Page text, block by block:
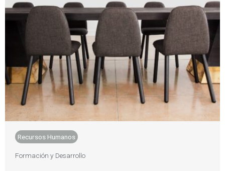
Recursos Humanos
Formación y Desarrollo